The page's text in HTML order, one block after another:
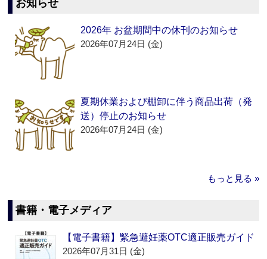
お知らせ
2026年 お盆期間中の休刊のお知らせ
2026年07月24日 (金)
夏期休業および棚卸に伴う商品出荷（発
送）停止のお知らせ
2026年07月24日 (金)
もっと見る »
書籍・電子メディア
【電子書籍】緊急避妊薬OTC適正販売ガイド
2026年07月31日 (金)